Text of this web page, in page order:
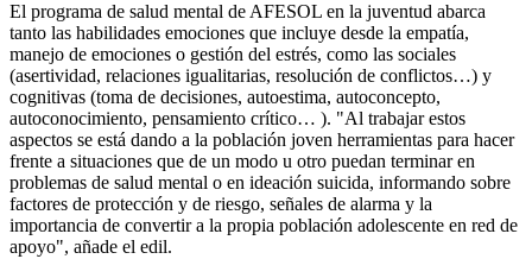
El programa de salud mental de AFESOL en la juventud abarca
tanto las habilidades emociones que incluye desde la empatía,
manejo de emociones o gestión del estrés, como las sociales
(asertividad, relaciones igualitarias, resolución de conflictos…) y
cognitivas (toma de decisiones, autoestima, autoconcepto,
autoconocimiento, pensamiento crítico… ). "Al trabajar estos
aspectos se está dando a la población joven herramientas para hacer
frente a situaciones que de un modo u otro puedan terminar en
problemas de salud mental o en ideación suicida, informando sobre
factores de protección y de riesgo, señales de alarma y la
importancia de convertir a la propia población adolescente en red de
apoyo", añade el edil.